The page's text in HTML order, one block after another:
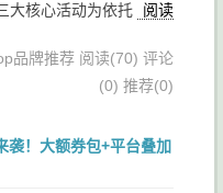
大核心活动为依托
阅读
品牌推荐 阅读(70) 评论
(0) 推荐(0)
袭！大额券包+平台叠加